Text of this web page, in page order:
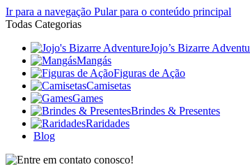
Ir para a navegação Pular para o conteúdo principal
Todas Categorias
Jojo’s Bizarre
Mangás
Figuras de Ação
Camisetas
Games
Brindes & Presentes
Raridades
Blog